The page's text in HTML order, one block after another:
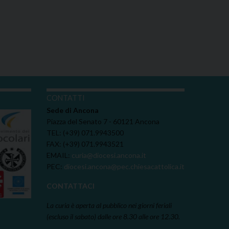
CONTATTI
Sede di Ancona
Piazza del Senato 7 - 60121 Ancona
TEL: (+39) 071.9943500
FAX: (+39) 071.9943521
EMAIL: curia@diocesi.ancona.it
PEC: diocesi.ancona@pec.chiesacattolica.it
CONTATTACI
La curia è aperta al pubblico nei giorni feriali
(escluso il sabato) dalle ore 8.30 alle ore 12.30.